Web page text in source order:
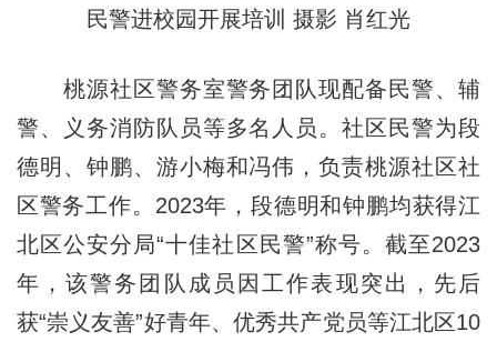
民警进校园开展培训 摄影 肖红光
桃源社区警务室警务团队现配备民警、辅
警、义务消防队员等多名人员。社区民警为段
德明、钟鹏、游小梅和冯伟，负责桃源社区社
区警务工作。2023年，段德明和钟鹏均获得江
北区公安分局“十佳社区民警”称号。截至2023
年，该警务团队成员因工作表现突出，先后
获“崇义友善”好青年、优秀共产党员等江北区10